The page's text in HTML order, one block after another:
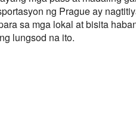
ng Prague ay
sa mga lokal at bisita
lungsod na ito.